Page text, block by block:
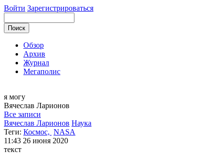
Войти Зарегистрироваться
Обзор
Архив
Журнал
Мегаполис
я могу
Вячеслав Ларионов
Все записи
Вячеслав Ларионов Наука
Теги: Космос, NASA
11:43 26 июня 2020
текст